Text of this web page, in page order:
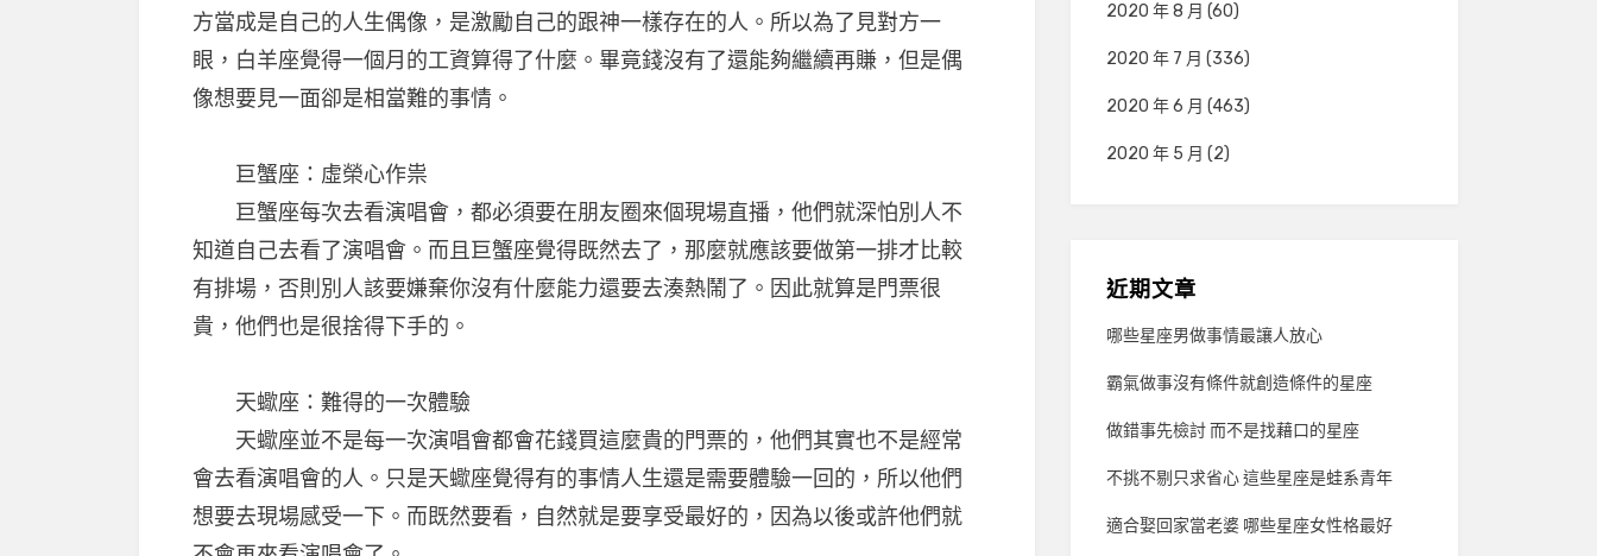
方當成是自己的人生偶像，是激勵自己的跟神一樣存在的人。所以為了見對方一
眼，白羊座覺得一個月的工資算得了什麼。畢竟錢沒有了還能夠繼續再賺，但是偶
像想要見一面卻是相當難的事情。
巨蟹座：虛榮心作祟
巨蟹座每次去看演唱會，都必須要在朋友圈來個現場直播，他們就深怕別人不
知道自己去看了演唱會。而且巨蟹座覺得既然去了，那麼就應該要做第一排才比較
有排場，否則別人該要嫌棄你沒有什麼能力還要去湊熱鬧了。因此就算是門票很
貴，他們也是很捨得下手的。
天蠍座：難得的一次體驗
天蠍座並不是每一次演唱會都會花錢買這麼貴的門票的，他們其實也不是經常
會去看演唱會的人。只是天蠍座覺得有的事情人生還是需要體驗一回的，所以他們
想要去現場感受一下。而既然要看，自然就是要享受最好的，因為以後或許他們就
2020 年 8 月 (60)
2020 年 7 月 (336)
2020 年 6 月 (463)
2020 年 5 月 (2)
近期文章
哪些星座男做事情最讓人放心
霸氣做事沒有條件就創造條件的星座
做錯事先檢討 而不是找藉口的星座
不挑不剔只求省心 這些星座是蛙系青年
適合娶回家當老婆 哪些星座女性格最好